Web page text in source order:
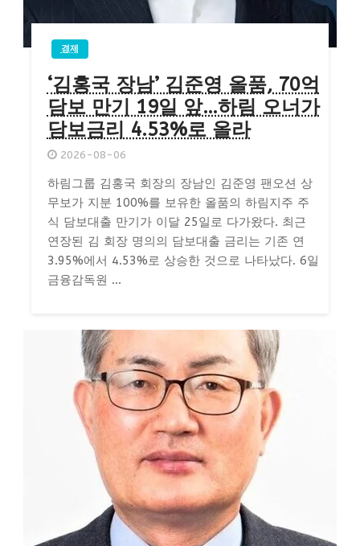
경제
‘김홍국 장남’ 김준영 올품, 70억
담보 만기 19일 앞…하림 오너가
담보금리 4.53%로 올라
2026-08-06
하림그룹 김홍국 회장의 장남인 김준영 팬오션 상
무보가 지분 100%를 보유한 올품의 하림지주 주
식 담보대출 만기가 이달 25일로 다가왔다. 최근
연장된 김 회장 명의의 담보대출 금리는 기존 연
3.95%에서 4.53%로 상승한 것으로 나타났다. 6일
금융감독원 ...